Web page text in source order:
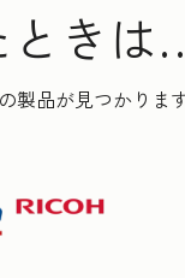
ときは
品が見つかります